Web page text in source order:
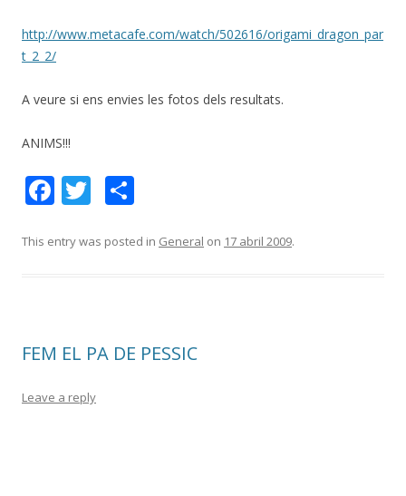
http://www.metacafe.com/watch/502616/origami_dragon_par
t_2_2/
A veure si ens envies les fotos dels resultats.
ANIMS!!!
F
e
k
T
itt m
ix
This entry was posted in General on 17 abril 2009.
FEM EL PA DE PESSIC
Leave a reply